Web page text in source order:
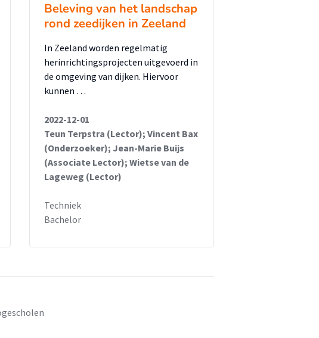
Beleving van het landschap
rond zeedijken in Zeeland
In Zeeland worden regelmatig
herinrichtingsprojecten uitgevoerd in
de omgeving van dijken. Hiervoor
kunnen …
2022-12-01
Teun Terpstra (Lector); Vincent Bax
(Onderzoeker); Jean-Marie Buijs
(Associate Lector); Wietse van de
Lageweg (Lector)
Techniek
Bachelor